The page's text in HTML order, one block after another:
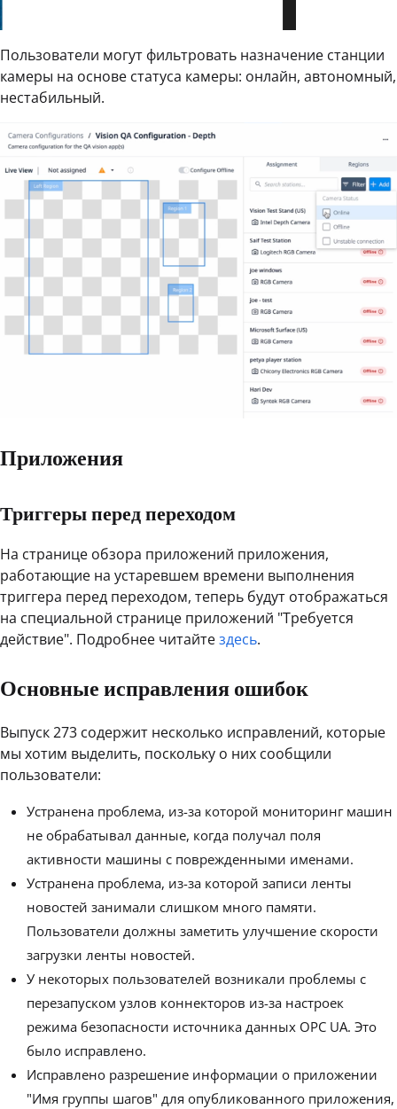
Пользователи могут фильтровать назначение станции
камеры на основе статуса камеры: онлайн, автономный,
нестабильный.
Приложения
Триггеры перед переходом
На странице обзора приложений приложения,
работающие на устаревшем времени выполнения
триггера перед переходом, теперь будут отображаться
на специальной странице приложений "Требуется
действие". Подробнее читайтездесь.
Основные исправления ошибок
Выпуск 273 содержит несколько исправлений, которые
мы хотим выделить, поскольку о них сообщили
пользователи:
Устранена проблема, из-за которой мониторинг машин
не обрабатывал данные, когда получал поля
активности машины с поврежденными именами.
Устранена проблема, из-за которой записи ленты
новостей занимали слишком много памяти.
Пользователи должны заметить улучшение скорости
загрузки ленты новостей.
У некоторых пользователей возникали проблемы с
перезапуском узлов коннекторов из-за настроек
режима безопасности источника данных OPC UA. Это
было исправлено.
Исправлено разрешение информации о приложении
"Имя группы шагов" для опубликованного приложения,